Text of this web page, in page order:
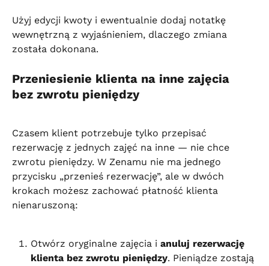
Użyj edycji kwoty i ewentualnie dodaj notatkę
wewnętrzną z wyjaśnieniem, dlaczego zmiana
została dokonana.
Przeniesienie klienta na inne zajęcia
bez zwrotu pieniędzy
Czasem klient potrzebuje tylko przepisać
rezerwację z jednych zajęć na inne — nie chce
zwrotu pieniędzy. W Zenamu nie ma jednego
przycisku „przenieś rezerwację”, ale w dwóch
krokach możesz zachować płatność klienta
nienaruszoną:
Otwórz oryginalne zajęcia i anuluj rezerwację
klienta bez zwrotu pieniędzy. Pieniądze zostają